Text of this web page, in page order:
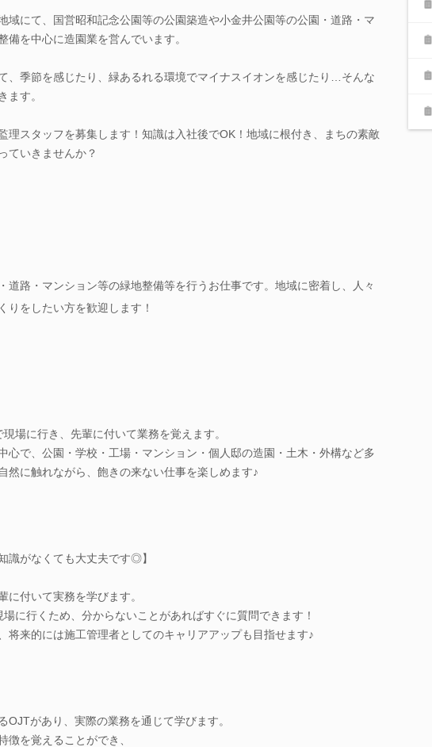
域にて、国営昭和記念公園等の公園築造や小金井公園等の公園・道路・マ
備を中心に造園業を営んでいます。
、季節を感じたり、緑あるれる環境でマイナスイオンを感じたり…そんな
ます。
理スタッフを募集します！知識は入社後でOK！地域に根付き、まちの素敵
ていきませんか？
道路・マンション等の緑地整備等を行うお仕事です。地域に密着し、人々
りをしたい方を歓迎します！
場に行き、先輩に付いて業務を覚えます。
心で、公園・学校・工場・マンション・個人邸の造園・土木・外構など多
然に触れながら、飽きの来ない仕事を楽しめます♪
識がなくても大丈夫です◎】
に付いて実務を学びます。
に行くため、分からないことがあればすぐに質問できます！
将来的には施工管理者としてのキャリアアップも目指せます♪
OJTがあり、実際の業務を通じて学びます。
徴を覚えることができ、